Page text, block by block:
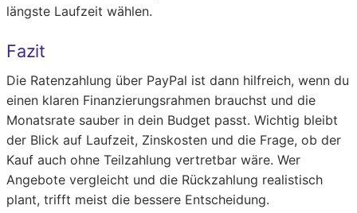
längste Laufzeit wählen.
Fazit
Die Ratenzahlung über PayPal ist dann hilfreich, wenn du
einen klaren Finanzierungsrahmen brauchst und die
Monatsrate sauber in dein Budget passt. Wichtig bleibt
der Blick auf Laufzeit, Zinskosten und die Frage, ob der
Kauf auch ohne Teilzahlung vertretbar wäre. Wer
Angebote vergleicht und die Rückzahlung realistisch
plant, trifft meist die bessere Entscheidung.